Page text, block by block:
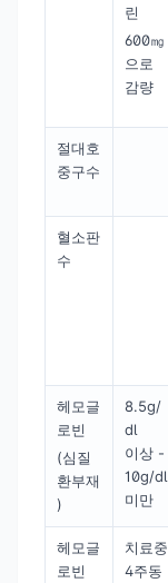
린
600㎎
으로
감량
절대호
중구수
혈소판
수
헤모글
로빈
(심질
환부재
)
8.5g/
dl
이상 -
10g/dl
미만
헤모글
로빈
치료중
4주동